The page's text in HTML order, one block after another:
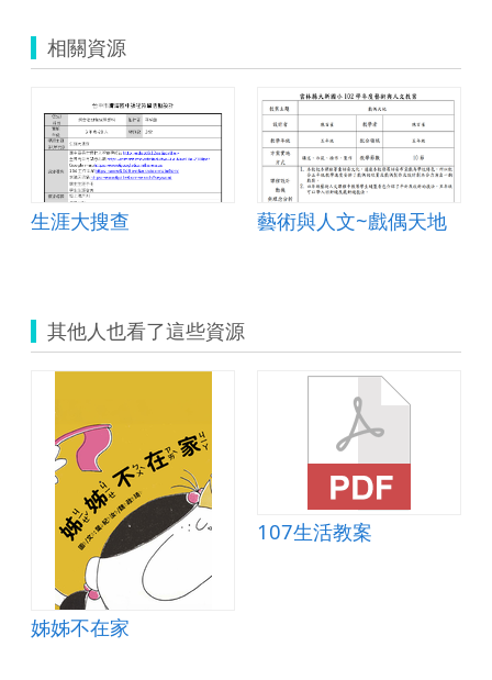
相關資源
生涯大搜查 藝術與人文~戲偶天地
其他人也看了這些資源
姊姊不在家
107生活教案